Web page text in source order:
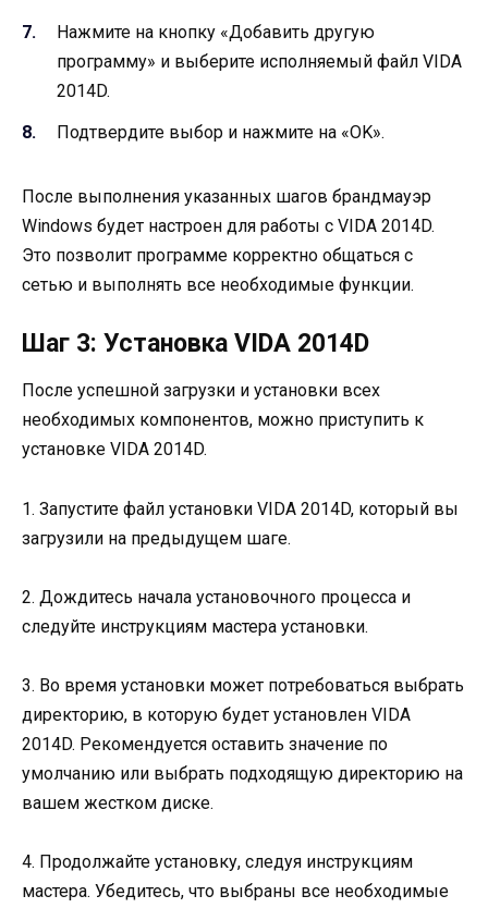
Нажмите на кнопку «Добавить другую
программу» и выберите исполняемый файл VIDA
2014D.
Подтвердите выбор и нажмите на «OK».
После выполнения указанных шагов брандмауэр
Windows будет настроен для работы с VIDA 2014D.
Это позволит программе корректно общаться с
сетью и выполнять все необходимые функции.
Шаг 3: Установка VIDA 2014D
После успешной загрузки и установки всех
необходимых компонентов, можно приступить к
установке VIDA 2014D.
1. Запустите файл установки VIDA 2014D, который вы
загрузили на предыдущем шаге.
2. Дождитесь начала установочного процесса и
следуйте инструкциям мастера установки.
3. Во время установки может потребоваться выбрать
директорию, в которую будет установлен VIDA
2014D. Рекомендуется оставить значение по
умолчанию или выбрать подходящую директорию на
вашем жестком диске.
4. Продолжайте установку, следуя инструкциям
мастера. Убедитесь, что выбраны все необходимые